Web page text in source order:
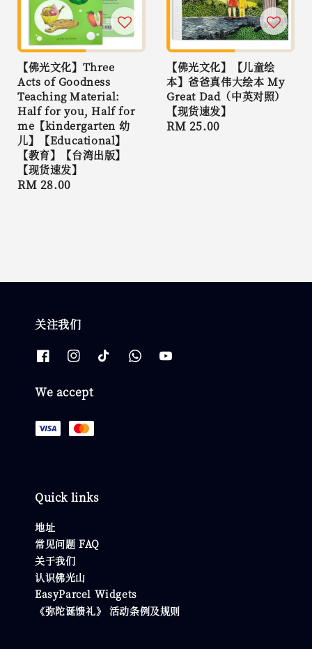
【佛光文化】Three
Acts of Goodness
Teaching Material:
Half for you, Half for
me【kindergarten 幼
儿】【Educational】
【教育】【台湾出版】
【现货速发】
Regular
RM 28.00
【佛光文化】【儿童绘
本】爸爸真伟大绘本 My
Great Dad（中英对照）
【现货速发】
Regular
RM 25.00
关注我们
We accept
Quick links
地址
常见问题 FAQ
关于我们
认识佛光山
EasyParcel Widgets
《弥陀诞馈礼》 活动条例及规则